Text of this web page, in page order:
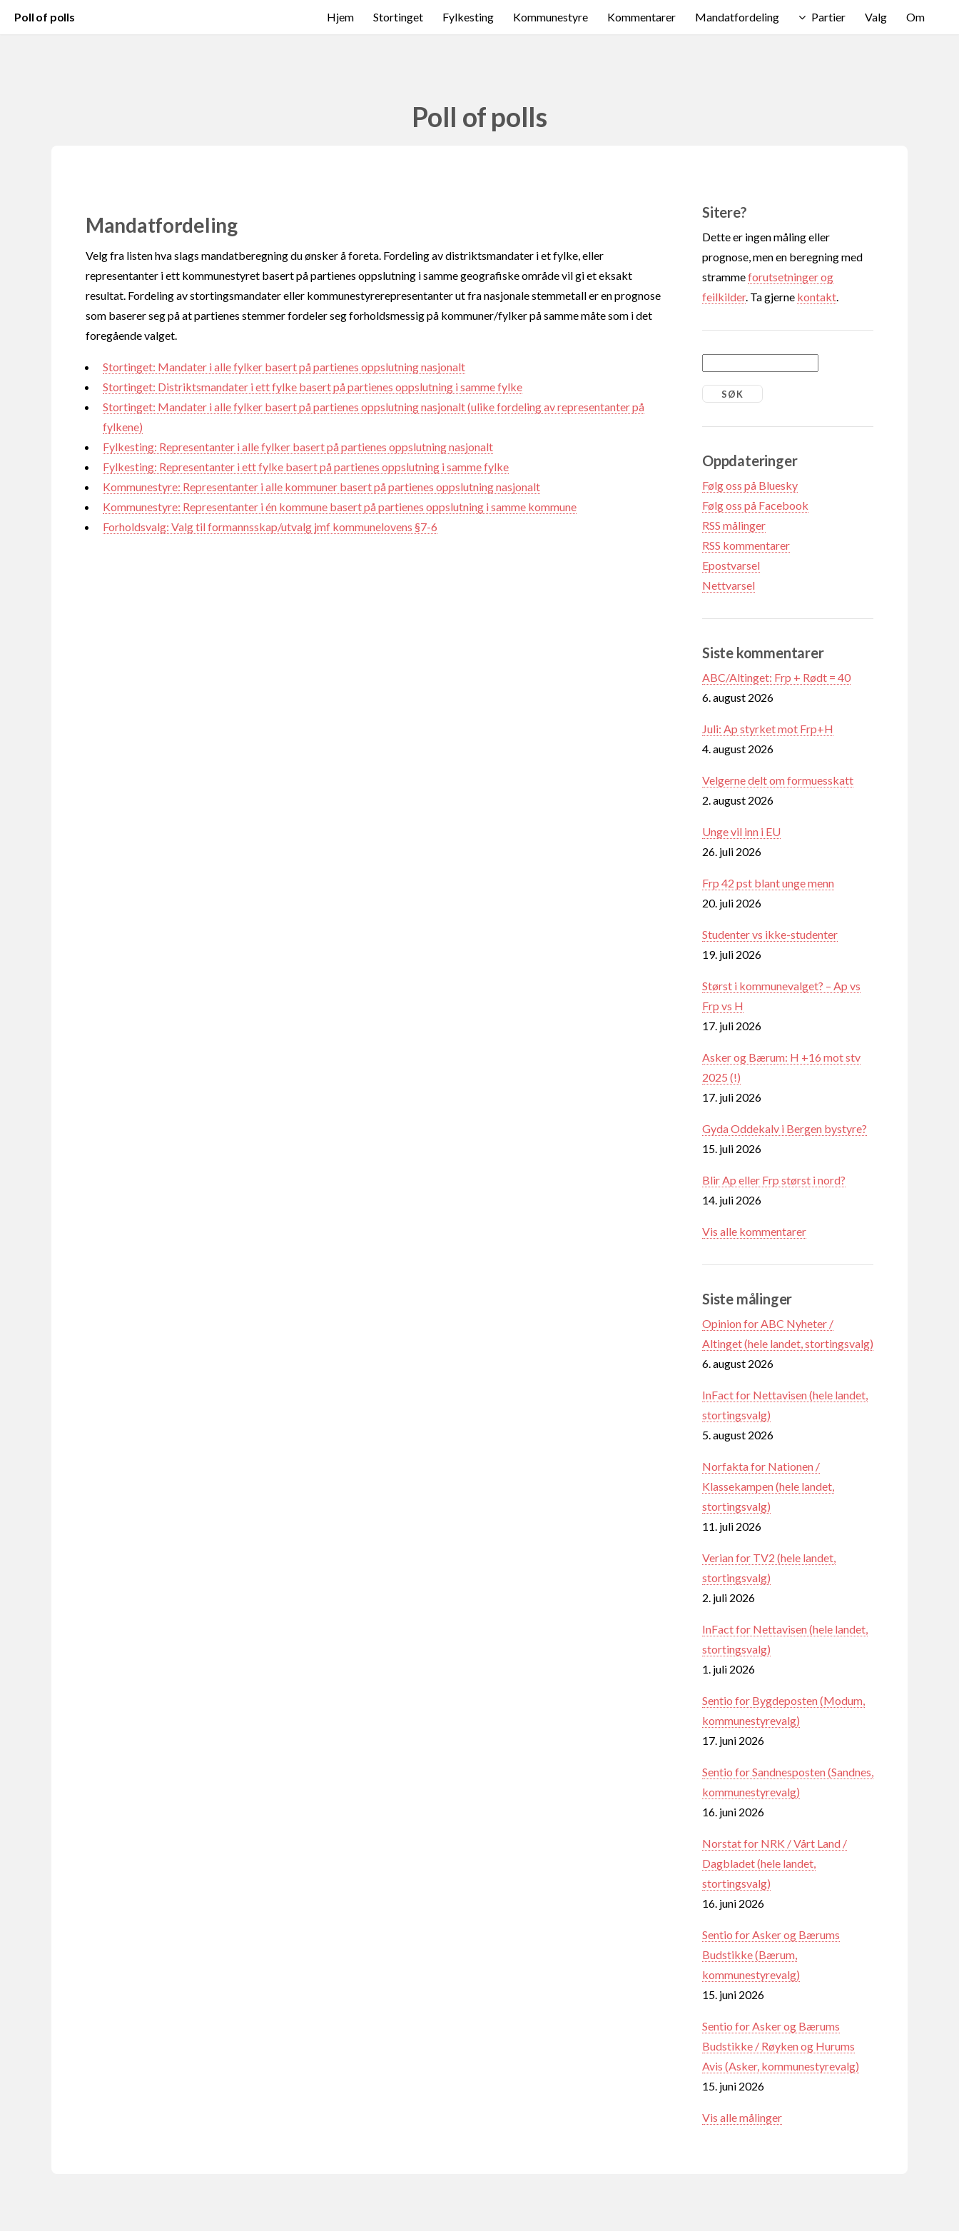
Poll of polls Hjem Stortinget Fylkesting Kommunestyre Kommentarer Mandatfordeling Partier Valg Om
Poll of polls
Mandatfordeling
Velg fra listen hva slags mandatberegning du ønsker å foreta. Fordeling av distriktsmandater i et fylke, eller
representanter i ett kommunestyret basert på partienes oppslutning i samme geografiske område vil gi et eksakt
resultat. Fordeling av stortingsmandater eller kommunestyrerepresentanter ut fra nasjonale stemmetall er en prognose
som baserer seg på at partienes stemmer fordeler seg forholdsmessig på kommuner/fylker på samme måte som i det
foregående valget.
Stortinget: Mandater i alle fylker basert på partienes oppslutning nasjonalt
Stortinget: Distriktsmandater i ett fylke basert på partienes oppslutning i samme fylke
Stortinget: Mandater i alle fylker basert på partienes oppslutning nasjonalt (ulike fordeling av representanter på
fylkene)
Fylkesting: Representanter i alle fylker basert på partienes oppslutning nasjonalt
Fylkesting: Representanter i ett fylke basert på partienes oppslutning i samme fylke
Kommunestyre: Representanter i alle kommuner basert på partienes oppslutning nasjonalt
Kommunestyre: Representanter i én kommune basert på partienes oppslutning i samme kommune
Forholdsvalg: Valg til formannsskap/utvalg jmf kommunelovens §7-6
Sitere?
Dette er ingen måling eller
prognose, men en beregning med
strammeforutsetninger og
feilkilder. Ta gjerne kontakt
Oppdateringer
Følg oss på Bluesky
Følg oss på Facebook
RSS målinger
RSS kommentarer
Epostvarsel
Nettvarsel
Siste kommentarer
ABC/Altinget: Frp + Rødt = 40
6. august 2026
Juli: Ap styrket mot Frp+H
4. august 2026
Velgerne delt om formuesskatt
2. august 2026
Unge vil inn i EU
26. juli 2026
Frp 42 pst blant unge menn
20. juli 2026
Studenter vs ikke-studenter
19. juli 2026
Størst i kommunevalget? – Ap vs
Frp vs H
17. juli 2026
Asker og Bærum: H +16 mot stv
2025 (!)
17. juli 2026
Gyda Oddekalv i Bergen bystyre?
15. juli 2026
Blir Ap eller Frp størst i nord?
14. juli 2026
Vis alle kommentarer
Siste målinger
Opinion for ABC Nyheter /
Altinget (hele landet, stortingsvalg)
6. august 2026
InFact for Nettavisen (hele landet,
stortingsvalg)
5. august 2026
Norfakta for Nationen /
Klassekampen (hele landet,
stortingsvalg)
11. juli 2026
Verian for TV2 (hele landet,
stortingsvalg)
2. juli 2026
InFact for Nettavisen (hele landet,
stortingsvalg)
1. juli 2026
Sentio for Bygdeposten (Modum,
kommunestyrevalg)
17. juni 2026
Sentio for Sandnesposten (Sandnes,
kommunestyrevalg)
16. juni 2026
Norstat for NRK / Vårt Land /
Dagbladet (hele landet,
stortingsvalg)
16. juni 2026
Sentio for Asker og Bærums
Budstikke (Bærum,
kommunestyrevalg)
15. juni 2026
Sentio for Asker og Bærums
Budstikke / Røyken og Hurums
Avis (Asker, kommunestyrevalg)
15. juni 2026
Vis alle målinger